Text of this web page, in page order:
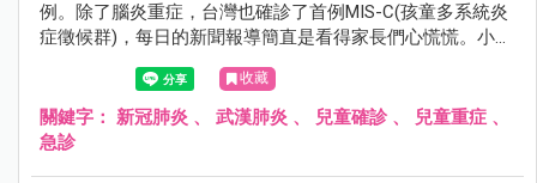
例。除了腦炎重症，台灣也確診了首例MIS-C(孩童多系統炎
症徵候群)，每日的新聞報導簡直是看得家長們心慌慌。小兒
科醫師建議家長，在現今的時空背景下，確診者無法到診所
看診，或到急診室可能需要等待 1-2 小時，這時候家長就需
要學習如何正確評估孩子的生理狀況。以下小兒科醫師整理
了五個確診新冠肺炎後，家長常帶孩子衝急診但誤解成重症
收藏
關鍵字： 新冠肺炎 、 武漢肺炎 、 兒童確診 、 兒童重症 、
急診